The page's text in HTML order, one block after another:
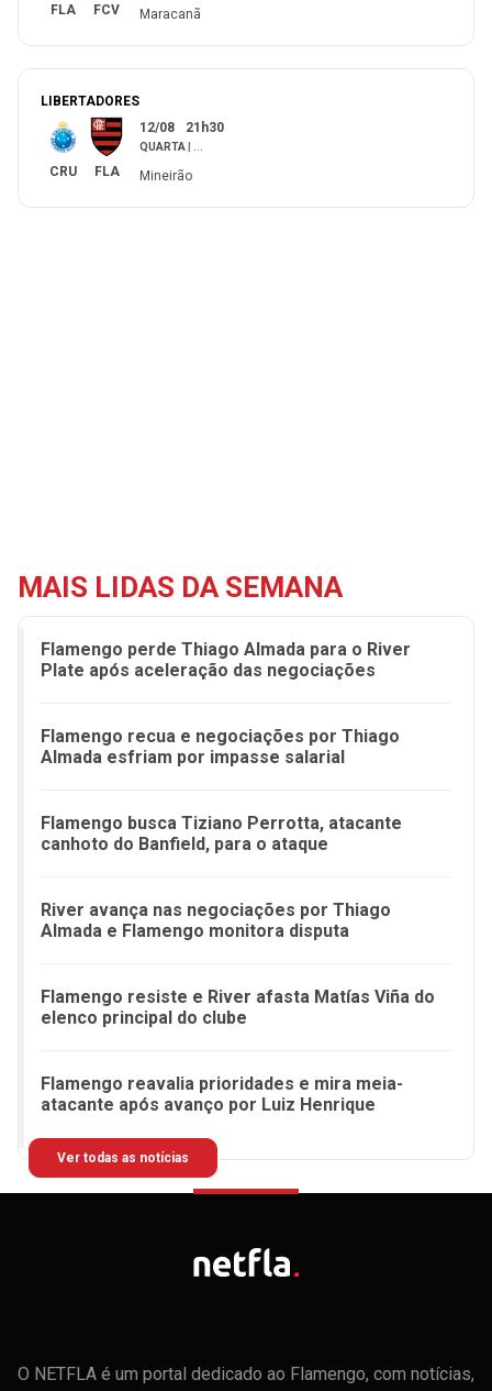
FLA FCV Maracanã
LIBERTADORES
CRU FLA
12/08 21h30
QUARTA
Mineirão
MAIS LIDAS DA SEMANA
Flamengo perde Thiago Almada para o River
Plate após aceleração das negociações
Flamengo recua e negociações por Thiago
Almada esfriam por impasse salarial
Flamengo busca Tiziano Perrotta, atacante
canhoto do Banfield, para o ataque
River avança nas negociações por Thiago
Almada e Flamengo monitora disputa
Flamengo resiste e River afasta Matías Viña do
elenco principal do clube
Flamengo reavalia prioridades e mira meia-
atacante após avanço por Luiz Henrique
Ver todas as notícias
O NETFLA é um portal dedicado ao Flamengo, com notícias,